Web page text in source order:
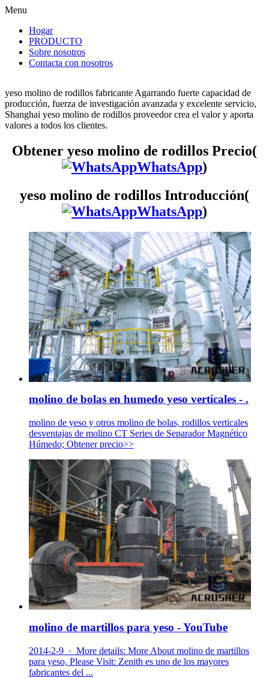
Menu
Hogar
PRODUCTO
Sobre nosotros
Contacta con nosotros
yeso molino de rodillos fabricante Agarrando fuerte capacidad de
producción, fuerza de investigación avanzada y excelente servicio,
Shanghai yeso molino de rodillos proveedor crea el valor y aporta
valores a todos los clientes.
Obtener yeso molino de rodillos Precio(
WhatsApp)
yeso molino de rodillos Introducción(
WhatsApp)
molino de bolas en humedo yeso verticales - .
molino de yeso y otros molino de bolas, rodillos verticales
desventajas de molino CT Series de Separador Magnético
Húmedo; Obtener precio>>
molino de martillos para yeso - YouTube
2014-2-9 · More details: More About molino de martillos
para yeso, Please Visit: Zenith es uno de los mayores
fabricantes del ...